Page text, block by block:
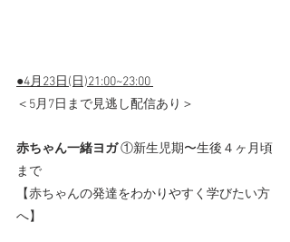
●4月23日(日)21:00~23:00
＜5月7日まで見逃し配信あり＞
赤ちゃん一緒ヨガ ①新生児期〜生後４ヶ月頃
まで
【赤ちゃんの発達をわかりやすく学びたい方
へ】